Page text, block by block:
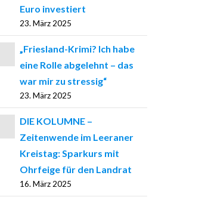
Euro investiert
23. März 2025
„Friesland-Krimi? Ich habe
eine Rolle abgelehnt – das
war mir zu stressig“
23. März 2025
DIE KOLUMNE –
Zeitenwende im Leeraner
Kreistag: Sparkurs mit
Ohrfeige für den Landrat
16. März 2025